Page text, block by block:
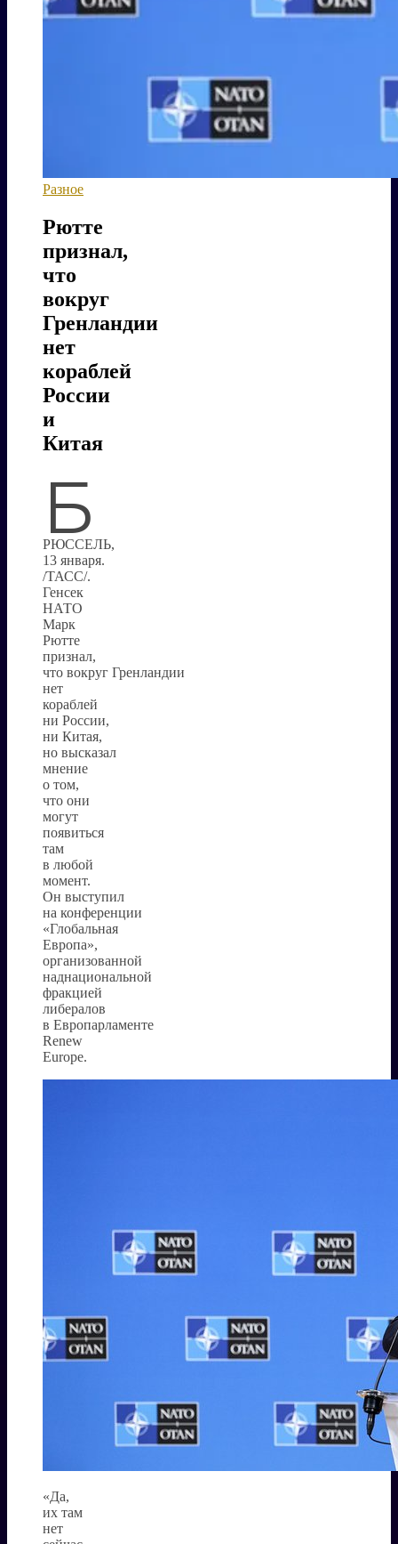
Разное
Рютте
признал,
что
вокруг
Гренландии
нет
кораблей
России
и
Китая
Б
РЮССЕЛЬ,
13 января.
/ТАСС/.
Генсек
НАТО
Марк
Рютте
признал,
что вокруг Гренландии
нет
кораблей
ни России,
ни Китая,
но высказал
мнение
о том,
что они
могут
появиться
там
в любой
момент.
Он выступил
на конференции
«Глобальная
Европа»,
организованной
наднациональной
фракцией
либералов
в Европарламенте
Renew
Europe.
«Да,
их там
нет